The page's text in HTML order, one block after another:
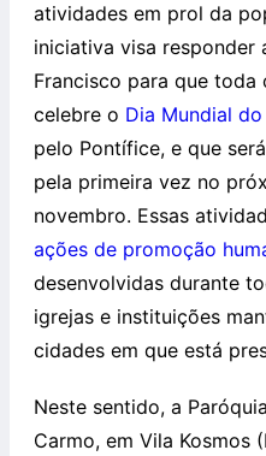
atividades em prol da
iniciativa visa responder
Francisco para que toda
celebre o Dia Mundial
pelo Pontífice, e que
pela primeira vez no
novembro. Essas
ações de promoção
desenvolvidas durante
igrejas e instituições
cidades em que está
Neste sentido, a
Carmo, em Vila Kosmos